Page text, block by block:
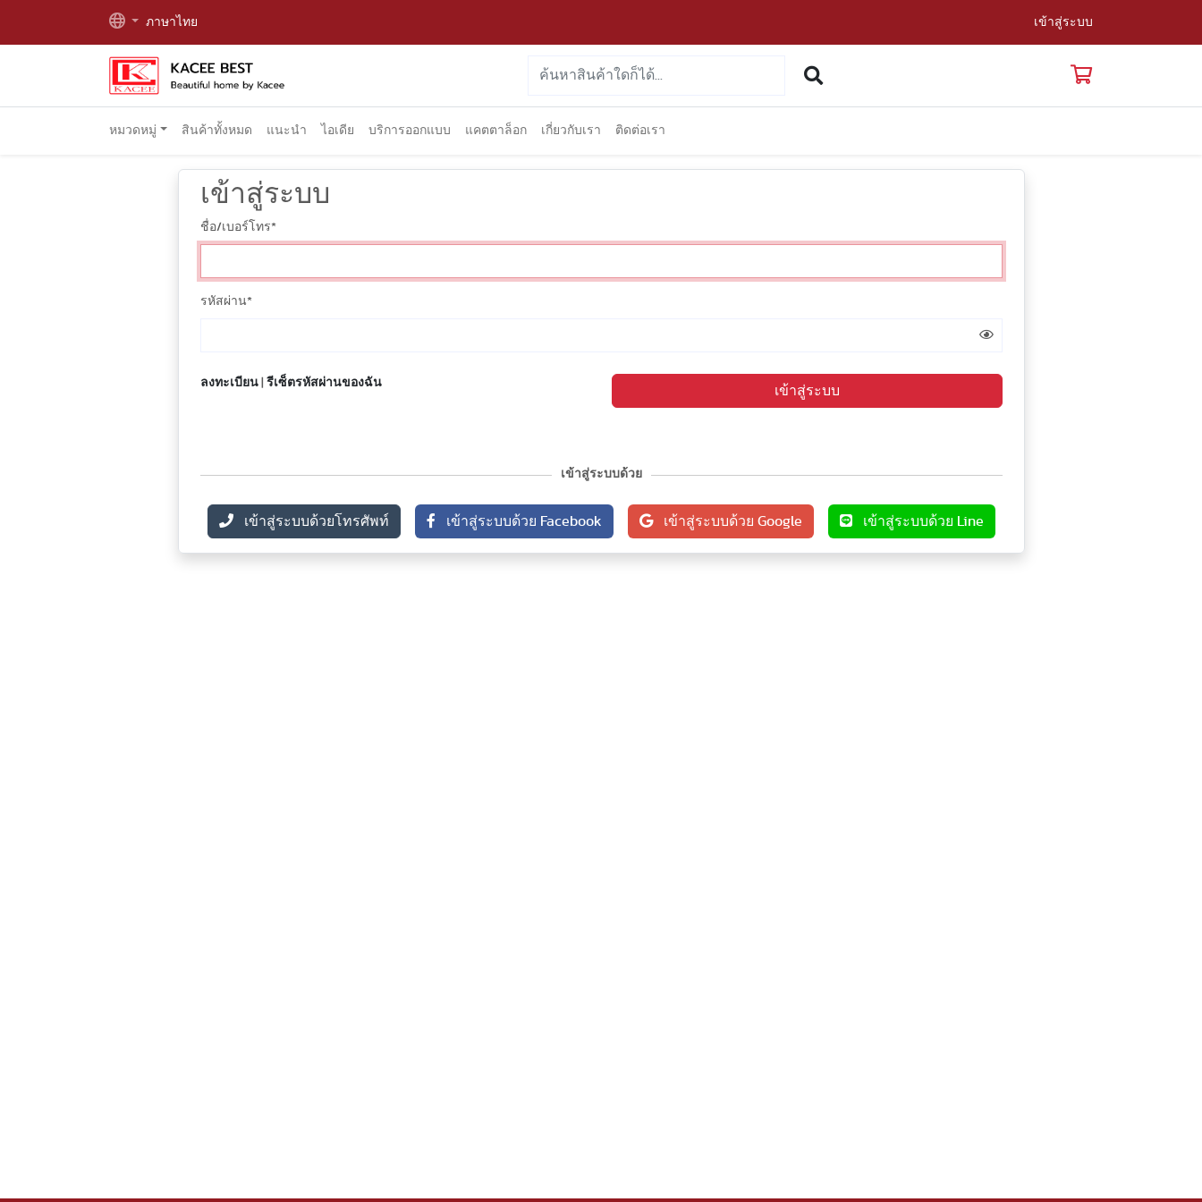
ภาษาไทย เข้าสู่ระบบ
หมวดหมู่ สินค้าทั้งหมด แนะนำ ไอเดีย บริการออกแบบ แคตตาล็อก เกี่ยวกับเรา ติดต่อเรา
เข้าสู่ระบบ
ชื่อ/เบอร์โทร*
รหัสผ่าน*
ลงทะเบียน| รีเซ็ตรหัสผ่านของฉัน
เข้าสู่ระบบ
เข้าสู่ระบบด้วย
เข้าสู่ระบบด้วยโทรศัพท์ เข้าสู่ระบบด้วย Facebook เข้าสู่ระบบด้วย Google เข้าสู่ระบบด้วย Line